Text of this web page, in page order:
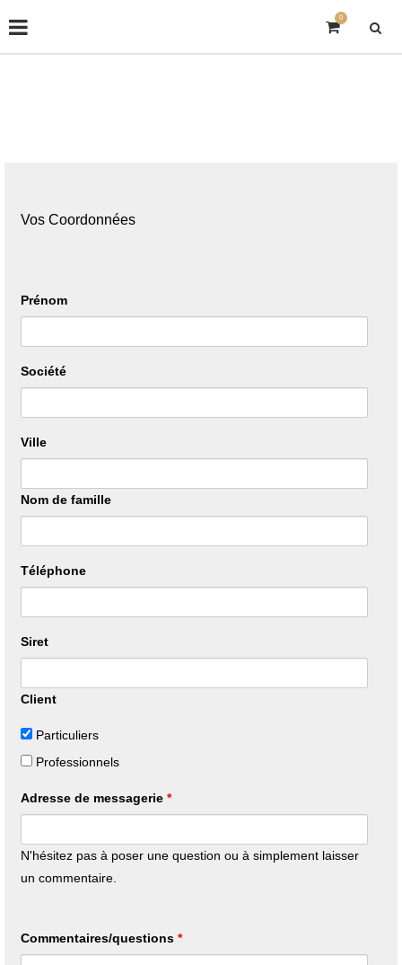
0
Vos Coordonnées
Prénom
Société
Ville
Nom de famille
Téléphone
Siret
Client
Particuliers
Professionnels
Adresse de messagerie *
N'hésitez pas à poser une question ou à simplement laisser
un commentaire.
Commentaires/questions *